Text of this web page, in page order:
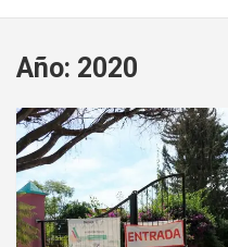
Año: 2020